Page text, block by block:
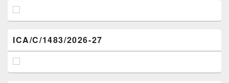
ICA/C/1483/2026-27